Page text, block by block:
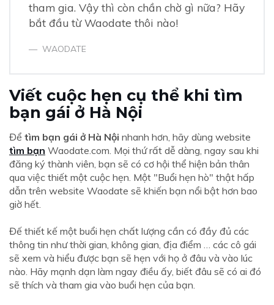
tham gia. Vậy thì còn chần chờ gì nữa? Hãy
bắt đầu từ Waodate thôi nào!
WAODATE
Viết cuộc hẹn cụ thể khi tìm
bạn gái ở Hà Nội
Để tìm bạn gái ở Hà Nội nhanh hơn, hãy dùng website
tìm bạn Waodate.com. Mọi thứ rất dễ dàng, ngay sau khi
đăng ký thành viên, bạn sẽ có cơ hội thể hiện bản thân
qua việc thiết một cuộc hẹn. Một "Buổi hẹn hò" thật hấp
dẫn trên website Waodate sẽ khiến bạn nổi bật hơn bao
giờ hết.
Đế thiết kế một buổi hẹn chất lượng cần có đầy đủ các
thông tin như thời gian, không gian, địa điểm … các cô gái
sẽ xem và hiểu được bạn sẽ hẹn với họ ở đâu và vào lúc
nào. Hãy mạnh dạn làm ngay điều ấy, biết đâu sẽ có ai đó
sẽ thích và tham gia vào buổi hẹn của bạn.